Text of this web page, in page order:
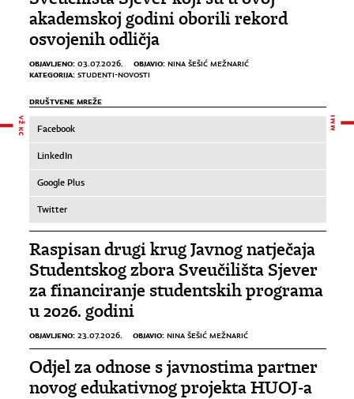
akademskoj godini oborili rekord
osvojenih odličja
OBJAVLJENO: 03.07.2026. OBJAVIO: NINA ŠEŠIĆ MEŽNARIĆ
KATEGORIJA: STUDENTI-NOVOSTI
DRUŠTVENE MREŽE
Facebook
LinkedIn
Google Plus
Twitter
Raspisan drugi krug Javnog natječaja
Studentskog zbora Sveučilišta Sjever
za financiranje studentskih programa
u 2026. godini
OBJAVLJENO: 23.07.2026. OBJAVIO: NINA ŠEŠIĆ MEŽNARIĆ
Odjel za odnose s javnostima partner
novog edukativnog projekta HUOJ-a